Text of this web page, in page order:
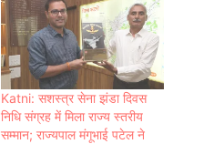
Katni: सशस्त्र सेना झंडा दिवस
निधि संग्रह में मिला राज्य स्तरीय
सम्मान; राज्यपाल मंगूभाई पटेल ने